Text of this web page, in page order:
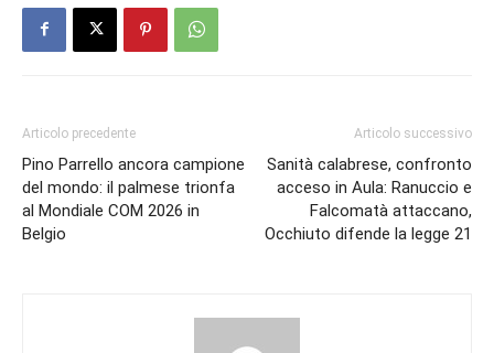
Articolo precedente
Pino Parrello ancora campione
del mondo: il palmese trionfa
al Mondiale COM 2026 in
Belgio
Articolo successivo
Sanità calabrese, confronto
acceso in Aula: Ranuccio e
Falcomatà attaccano,
Occhiuto difende la legge 21